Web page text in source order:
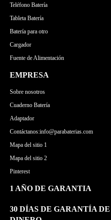
Teléfono Batería
Tableta Batería
Batería para otro
Cargador
Fuente de Alimentación
EMPRESA
Sobre nosotros
Cuaderno Batería
Adaptador
Contáctanos:info@parabaterias.com
Mapa del sitio 1
Mapa del sitio 2
Pinterest
1 AÑO DE GARANTIA
30 DÍAS DE GARANTÍA